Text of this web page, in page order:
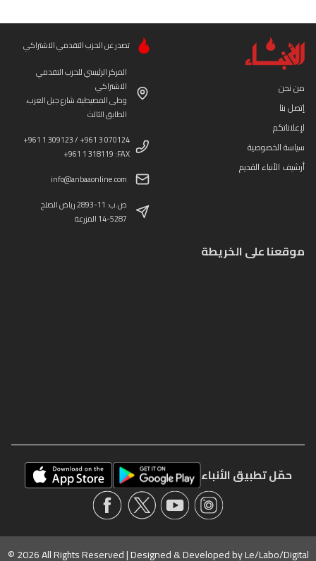
من نحن
إتصل بنا
لإعلاناتكم
سياسة الخصوصية
أرشيف الأنباء القديم
تصدر عن الحزب التقدمي الاشتراكي
المركز الرئيسي للحزب التقدمي
الاشتراكي
وطى المصيطبة، شارع جبل العرب،
الطابق الثالث
+961 1 309123 / +961 3 070124
+961 1 318119 :FAX
info@anbaaonline.com
ص.ب: 11-2893 رياض الصلح
14-5287 المزرعة
موقعنا على الخريطة
حمّل تطبيق الأنباء
© 2026 All Rights Reserved | Designed & Developed byLe/Labo/Digital